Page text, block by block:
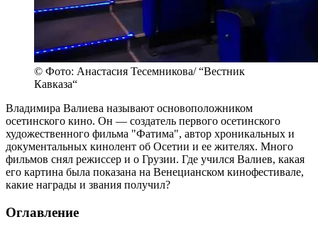
© Фото: Анастасия Тесемникова/ “Вестник
Кавказа“
Владимира Валиева называют основоположником
осетинского кино. Он — создатель первого осетинского
художественного фильма "Фатима", автор хроникальных и
документальных кинолент об Осетии и ее жителях. Много
фильмов снял режиссер и о Грузии. Где учился Валиев, какая
его картина была показана на Венецианском кинофестивале,
какие награды и звания получил?
Оглавление